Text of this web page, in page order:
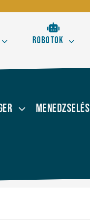
Haladó
Robotok
Menedzselés